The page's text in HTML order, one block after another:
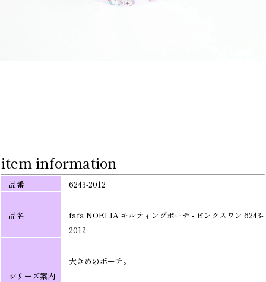
item information
品番 6243-2012
品名
fafa NOELIA キルティングポーチ - ピンクスワン 6243-
2012
シリーズ案内
大きめのポーチ。